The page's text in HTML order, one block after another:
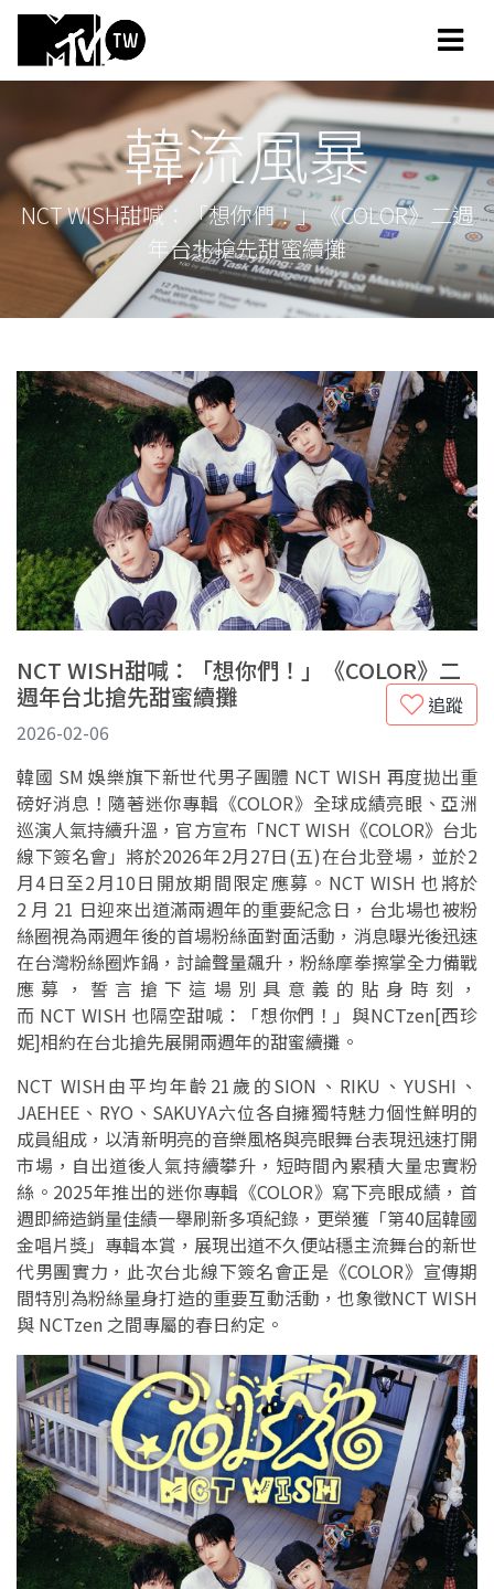
韓流風暴
NCT WISH甜喊：「想你們！」《COLOR》二週
年台北搶先甜蜜續攤
NCT WISH甜喊：「想你們！」《COLOR》二
週年台北搶先甜蜜續攤
追蹤
2026-02-06
韓國 SM 娛樂旗下新世代男子團體 NCT WISH 再度拋出重
磅好消息！隨著迷你專輯《COLOR》全球成績亮眼、亞洲
巡演人氣持續升溫，官方宣布「NCT WISH《COLOR》台北
線下簽名會」將於2026年2月27日(五)在台北登場，並於2
月4日至2月10日開放期間限定應募。NCT WISH 也將於
2 月 21 日迎來出道滿兩週年的重要紀念日，台北場也被粉
絲圈視為兩週年後的首場粉絲面對面活動，消息曝光後迅速
在台灣粉絲圈炸鍋，討論聲量飆升，粉絲摩拳擦掌全力備戰
應募，誓言搶下這場別具意義的貼身時刻，
而 NCT WISH 也隔空甜喊：「想你們！」與NCTzen[西珍
妮]相約在台北搶先展開兩週年的甜蜜續攤。
NCT WISH由平均年齡21歲的SION、RIKU、YUSHI、
JAEHEE、RYO、SAKUYA六位各自擁獨特魅力個性鮮明的
成員組成，以清新明亮的音樂風格與亮眼舞台表現迅速打開
市場，自出道後人氣持續攀升，短時間內累積大量忠實粉
絲。2025年推出的迷你專輯《COLOR》寫下亮眼成績，首
週即締造銷量佳績一舉刷新多項紀錄，更榮獲「第40屆韓國
金唱片獎」專輯本賞，展現出道不久便站穩主流舞台的新世
代男團實力，此次台北線下簽名會正是《COLOR》宣傳期
間特別為粉絲量身打造的重要互動活動，也象徵NCT WISH
與 NCTzen 之間專屬的春日約定。